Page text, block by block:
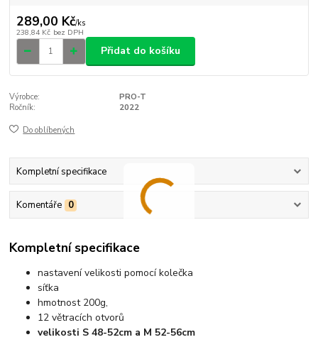
289,00 Kč/ks
238,84 Kč bez DPH
Přidat do košíku
Výrobce:
PRO-T
Ročník:
2022
Do oblíbených
Kompletní specifikace
Komentáře 0
Kompletní specifikace
nastavení velikosti pomocí kolečka
síťka
hmotnost 200g,
12 větracích otvorů
velikosti S 48-52cm a M 52-56cm